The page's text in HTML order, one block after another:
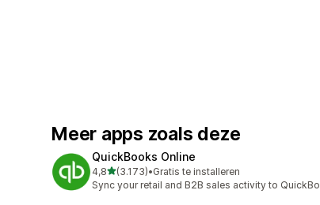
Meer apps zoals deze
QuickBooks Online
4,8van 5 sterren
(3.173)
3173 recensies in totaal
•Gratis te installeren
Sync your retail and B2B sales activity to